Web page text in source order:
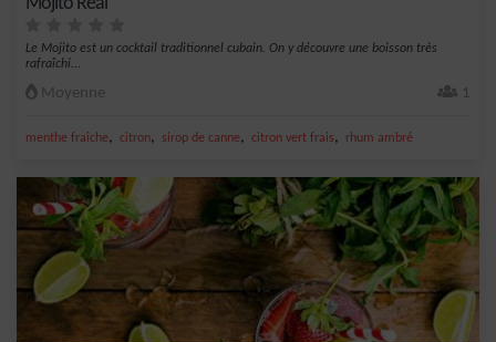
Le Mojito est un cocktail traditionnel cubain. On y découvre une boisson très
rafraîchi...
Moyenne 1
menthe fraîche, citron, sirop de canne, citron vert frais, rhum ambré